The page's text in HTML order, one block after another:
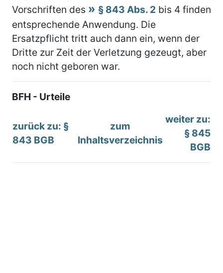
Vorschriften des
§ 843 Abs. 2 bis 4 finden
entsprechende Anwendung. Die
Ersatzpflicht tritt auch dann ein, wenn der
Dritte zur Zeit der Verletzung gezeugt, aber
noch nicht geboren war.
BFH - Urteile
zurück zu: §
843 BGB
zum
Inhaltsverzeichnis
weiter zu:
§ 845
BGB